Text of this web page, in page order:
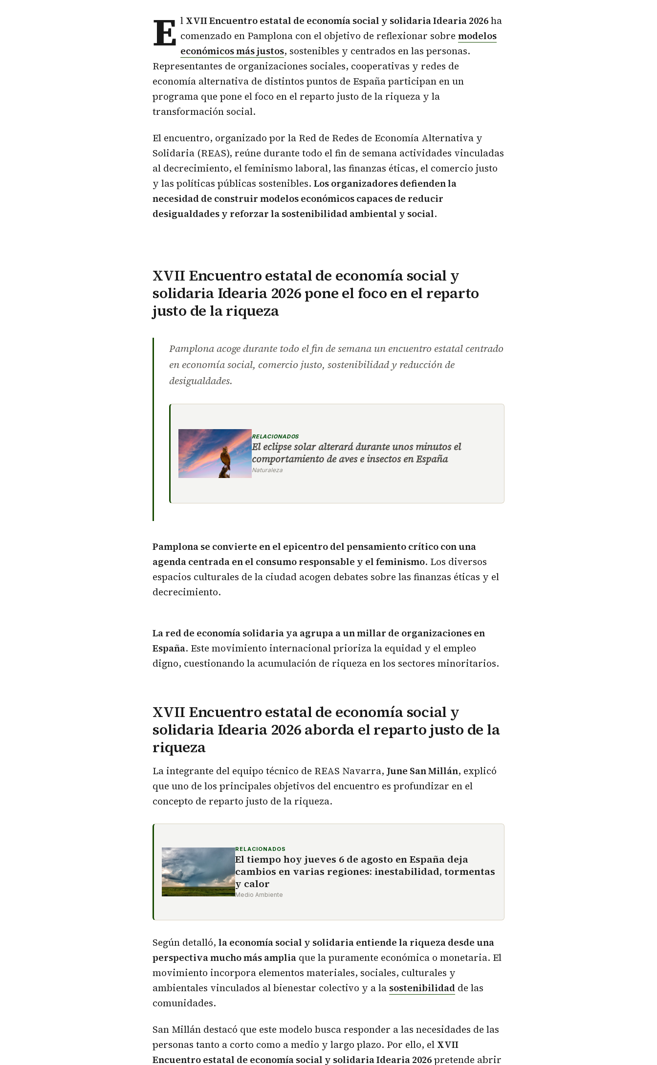
E l XVII Encuentro estatal de economía social y solidaria Idearia 2026ha
comenzado en Pamplona con el objetivo de reflexionar sobremodelos
económicos más justos, sostenibles y centrados en las personas.
Representantes de organizaciones sociales, cooperativas y redes de
economía alternativa de distintos puntos de España participan en un
programa que pone el foco en el reparto justo de la riqueza y la
transformación social.
El encuentro, organizado por la Red de Redes de Economía Alternativa y
Solidaria (REAS), reúne durante todo el fin de semana actividades vinculadas
al decrecimiento, el feminismo laboral, las finanzas éticas, el comercio justo
y las políticas públicas sostenibles. Los organizadores defienden la
necesidad de construir modelos económicos capaces de reducir
desigualdades y reforzar la sostenibilidad ambiental y social.
XVII Encuentro estatal de economía social y
solidaria Idearia 2026 pone el foco en el reparto
justo de la riqueza
Pamplona acoge durante todo el fin de semana un encuentro estatal centrado
en economía social, comercio justo, sostenibilidad y reducción de
desigualdades.
RELACIONADOS
El eclipse solar alterará durante unos minutos el
comportamiento de aves e insectos en España
Naturaleza
Pamplona se convierte en el epicentro del pensamiento crítico con una
agenda centrada en el consumo responsable y el feminismo. Los diversos
espacios culturales de la ciudad acogen debates sobre las finanzas éticas y el
decrecimiento.
La red de economía solidaria ya agrupa a un millar de organizaciones en
España. Este movimiento internacional prioriza la equidad y el empleo
digno, cuestionando la acumulación de riqueza en los sectores minoritarios.
XVII Encuentro estatal de economía social y
solidaria Idearia 2026 aborda el reparto justo de la
riqueza
La integrante del equipo técnico de REAS Navarra, June San Millán, explicó
que uno de los principales objetivos del encuentro es profundizar en el
concepto de reparto justo de la riqueza.
RELACIONADOS
El tiempo hoy jueves 6 de agosto en España deja
cambios en varias regiones: inestabilidad, tormentas
y calor
Medio Ambiente
Según detalló, la economía social y solidaria entiende la riqueza desde una
perspectiva mucho más amplia que la puramente económica o monetaria. El
movimiento incorpora elementos materiales, sociales, culturales y
ambientales vinculados al bienestar colectivo y a la sostenibilidad de las
comunidades.
San Millán destacó que este modelo busca responder a las necesidades de las
personas tanto a corto como a medio y largo plazo. Por ello, el XVII
Encuentro estatal de economía social y solidaria Idearia 2026pretende abrir